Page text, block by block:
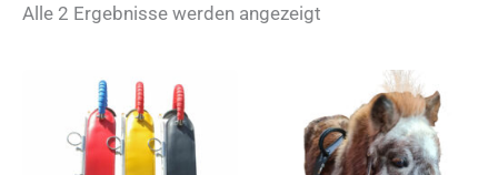
Alle 2 Ergebnisse werden angezeigt